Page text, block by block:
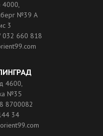
4000,
№39 A
3
032 660 818
4600,
№35
8700082
34